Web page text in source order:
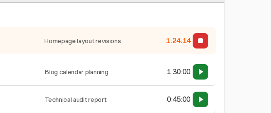
Homepage layout revisions 1:24:15
Blog calendar planning 1:30:00
Technical audit report 0:45:00